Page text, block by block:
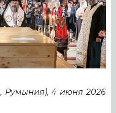
4 июня 2026